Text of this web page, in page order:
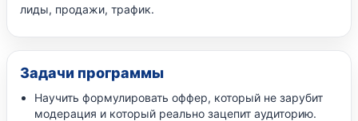
лиды, продажи, трафик.
Задачи программы
Научить формулировать оффер, который не зарубит
модерация и который реально зацепит аудиторию.